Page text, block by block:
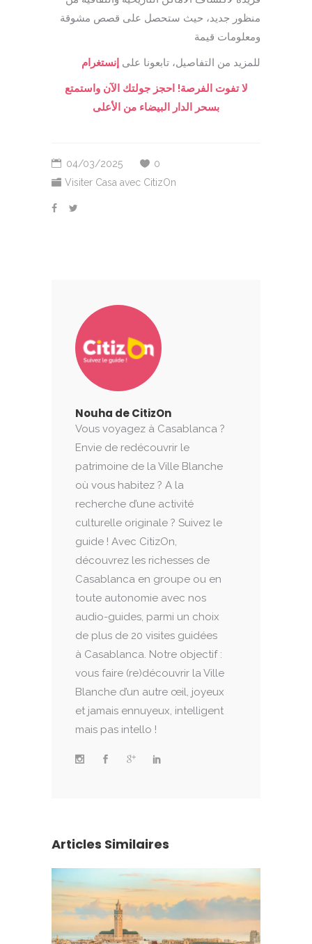
منظور جديد، حيث ستحصل على قصص مشوقة
ومعلومات قيمة
للمزيد من التفاصيل، تابعونا على إنستغرام
لا تفوت الفرصة! احجز جولتك الآن واستمتع
بسحر الدار البيضاء من الأعلى
04/03/2025
0
Visiter Casa avec CitizOn
Nouha de CitizOn
Vous voyagez à Casablanca ?
Envie de redécouvrir le
patrimoine de la Ville Blanche
où vous habitez ? A la
recherche d’une activité
culturelle originale ? Suivez le
guide ! Avec CitizOn,
découvrez les richesses de
Casablanca en groupe ou en
toute autonomie avec nos
audio-guides, parmi un choix
de plus de 20 visites guidées
à Casablanca. Notre objectif :
vous faire (re)découvrir la Ville
Blanche d’un autre œil, joyeux
et jamais ennuyeux, intelligent
mais pas intello !
Articles Similaires